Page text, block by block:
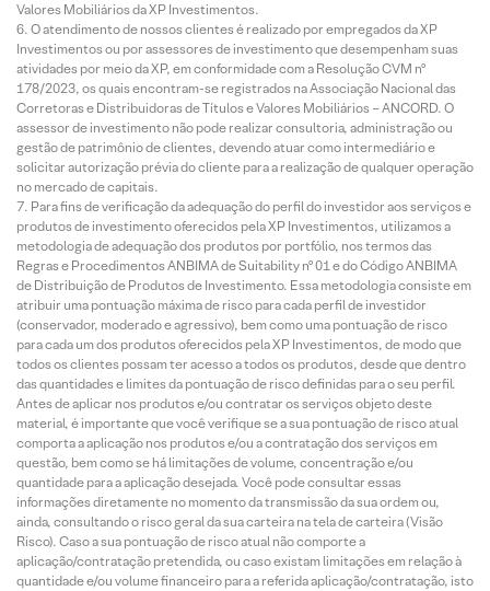
Valores Mobiliários da XP Investimentos.
O atendimento de nossos clientes é realizado por empregados da XP
Investimentos ou por assessores de investimento que desempenham suas
atividades por meio da XP, em conformidade com a Resolução CVM nº
178/2023, os quais encontram-se registrados na Associação Nacional das
Corretoras e Distribuidoras de Títulos e Valores Mobiliários – ANCORD. O
assessor de investimento não pode realizar consultoria, administração ou
gestão de patrimônio de clientes, devendo atuar como intermediário e
solicitar autorização prévia do cliente para a realização de qualquer operação
no mercado de capitais.
Para fins de verificação da adequação do perfil do investidor aos serviços e
produtos de investimento oferecidos pela XP Investimentos, utilizamos a
metodologia de adequação dos produtos por portfólio, nos termos das
Regras e Procedimentos ANBIMA de Suitability nº 01 e do Código ANBIMA
de Distribuição de Produtos de Investimento. Essa metodologia consiste em
atribuir uma pontuação máxima de risco para cada perfil de investidor
(conservador, moderado e agressivo), bem como uma pontuação de risco
para cada um dos produtos oferecidos pela XP Investimentos, de modo que
todos os clientes possam ter acesso a todos os produtos, desde que dentro
das quantidades e limites da pontuação de risco definidas para o seu perfil.
Antes de aplicar nos produtos e/ou contratar os serviços objeto deste
material, é importante que você verifique se a sua pontuação de risco atual
comporta a aplicação nos produtos e/ou a contratação dos serviços em
questão, bem como se há limitações de volume, concentração e/ou
quantidade para a aplicação desejada. Você pode consultar essas
informações diretamente no momento da transmissão da sua ordem ou,
ainda, consultando o risco geral da sua carteira na tela de carteira (Visão
Risco). Caso a sua pontuação de risco atual não comporte a
aplicação/contratação pretendida, ou caso existam limitações em relação à
quantidade e/ou volume financeiro para a referida aplicação/contratação, isto